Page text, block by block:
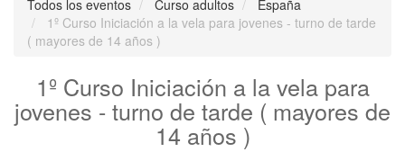
Todos los eventos
Curso adultos
España
1º Curso Iniciación a la vela para jovenes - turno de tarde
( mayores de 14 años )
1º Curso Iniciación a la vela para
jovenes - turno de tarde ( mayores de
14 años )